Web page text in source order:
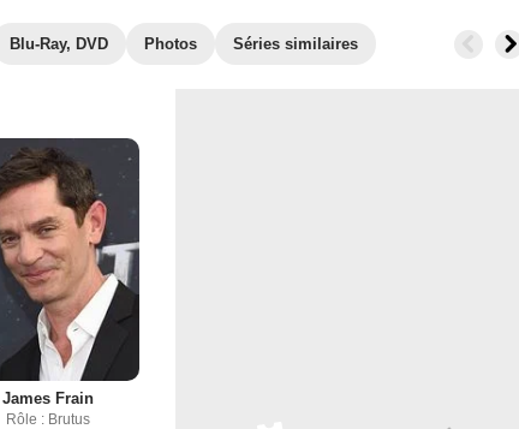
Blu-Ray, DVD Photos Séries similaires
James Frain
Rôle : Brutus